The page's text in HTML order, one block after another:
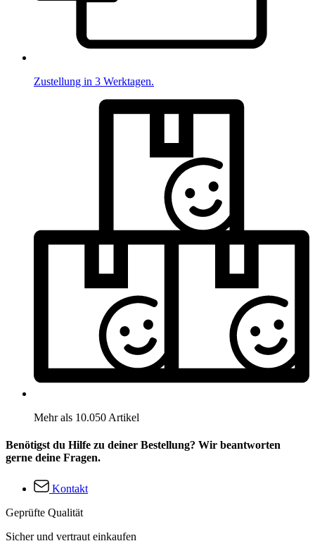
Zustellung in 3 Werktagen.
Mehr als 10.050 Artikel
Benötigst du Hilfe zu deiner Bestellung? Wir beantworten
gerne deine Fragen.
Kontakt
Geprüfte Qualität
Sicher und vertraut einkaufen